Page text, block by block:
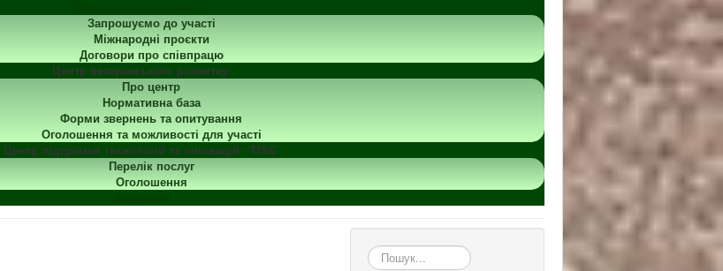
Запрошуємо до участі
Міжнародні проєкти
Договори про співпрацю
Центр ветеранського розвитку
Про центр
Нормативна база
Форми звернень та опитування
Оголошення та можливості для участі
Центр підтримки технологій та інновацій - TISC
Перелік послуг
Оголошення
пошук